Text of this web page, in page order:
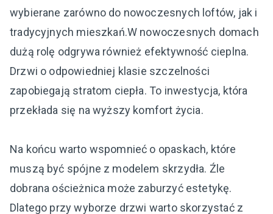
wybierane zarówno do nowoczesnych loftów, jak i
tradycyjnych mieszkań.W nowoczesnych domach
dużą rolę odgrywa również efektywność cieplna.
Drzwi o odpowiedniej klasie szczelności
zapobiegają stratom ciepła. To inwestycja, która
przekłada się na wyższy komfort życia.
Na końcu warto wspomnieć o opaskach, które
muszą być spójne z modelem skrzydła. Źle
dobrana ościeżnica może zaburzyć estetykę.
Dlatego przy wyborze drzwi warto skorzystać z